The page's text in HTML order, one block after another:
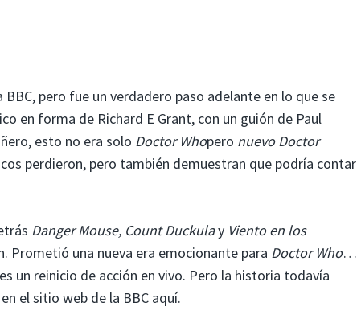
pero fue un verdadero paso adelante en lo que se
en forma de Richard E Grant, con un guión de Paul
esto no era solo Doctor Whopero nuevo Doctor
perdieron, pero también demuestran que podría contar
Danger Mouse, Count Duckulay Viento en los
Prometió una nueva era emocionante para Doctor Who…
un reinicio de acción en vivo. Pero la historia todavía
el sitio web de la BBC aquí.